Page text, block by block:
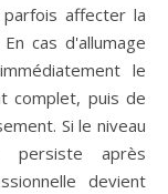
affecter la
cas d'allumage
le
complet, puis de
Si le niveau
après
devient